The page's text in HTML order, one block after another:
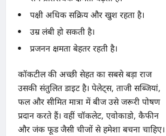
पक्षी अधिक सक्रिय और खुश रहता है।
उम्र लंबी हो सकती है।
प्रजनन क्षमता बेहतर रहती है।
कॉकटील की अच्छी सेहत का सबसे बड़ा राज
उसकी संतुलित डाइट है। पेलेट्स, ताजी सब्जियां,
फल और सीमित मात्रा में बीज उसे जरूरी पोषण
प्रदान करते हैं। वहीं चॉकलेट, एवोकाडो, कैफीन
और जंक फूड जैसी चीजों से हमेशा बचना चाहिए।